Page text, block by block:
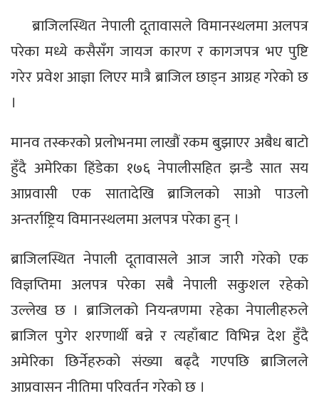
ब्राजिलस्थित नेपाली दूतावासले विमानस्थलमा अलपत्र
परेका मध्ये कसैसँग जायज कारण र कागजपत्र भए पुष्टि
गरेर प्रवेश आज्ञा लिएर मात्रै ब्राजिल छाड्न आग्रह गरेको छ
।
मानव तस्करको प्रलोभनमा लाखौं रकम बुझाएर अबैध बाटो
हुँदै अमेरिका हिंडेका १७६ नेपालीसहित झन्डै सात सय
आप्रवासी एक सातादेखि ब्राजिलको साओ पाउलो
अन्तर्राष्ट्रिय विमानस्थलमा अलपत्र परेका हुन् ।
ब्राजिलस्थित नेपाली दूतावासले आज जारी गरेको एक
विज्ञप्तिमा अलपत्र परेका सबै नेपाली सकुशल रहेको
उल्लेख छ । ब्राजिलको नियन्त्रणमा रहेका नेपालीहरुले
ब्राजिल पुगेर शरणार्थी बन्ने र त्यहाँबाट विभिन्न देश हुँदै
अमेरिका छिर्नेहरुको संख्या बढ्दै गएपछि ब्राजिलले
आप्रवासन नीतिमा परिवर्तन गरेको छ ।